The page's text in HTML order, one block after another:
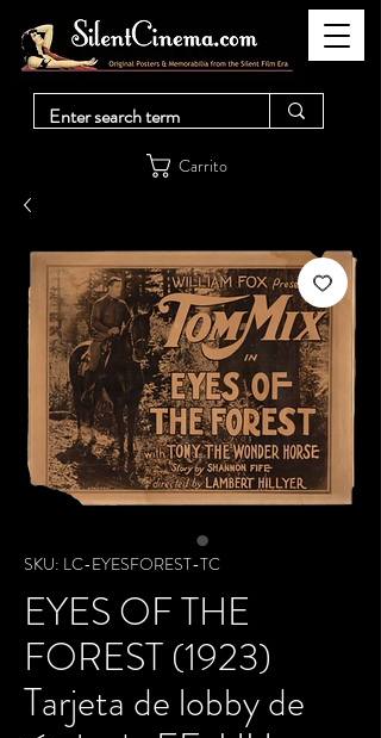
Carrito
SKU: LC-EYESFOREST-TC
EYES OF THE
FOREST (1923)
Tarjeta de lobby de